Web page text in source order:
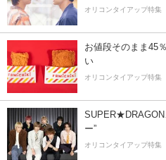
オリコンタイアップ特集
お値段そのまま45
い
オリコンタイアップ特集
SUPER★DRAGON
ー”
オリコンタイアップ特集